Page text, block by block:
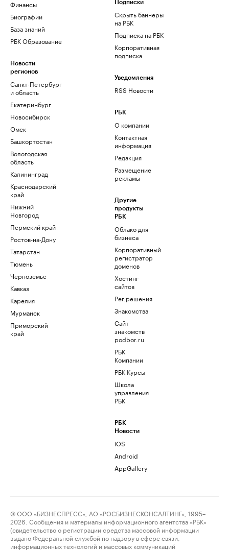
Финансы
Биографии
База знаний
РБК Образование
Новости
регионов
Санкт-Петербург
и область
Екатеринбург
Новосибирск
Омск
Башкортостан
Вологодская
область
Калининград
Краснодарский
край
Нижний
Новгород
Пермский край
Ростов-на-Дону
Татарстан
Тюмень
Черноземье
Кавказ
Карелия
Мурманск
Приморский
край
Подписки
Скрыть баннеры
на РБК
Подписка на РБК
Корпоративная
подписка
Уведомления
RSS Новости
РБК
О компании
Контактная
информация
Редакция
Размещение
рекламы
Другие
продукты
РБК
Облако для
бизнеса
Корпоративный
регистратор
доменов
Хостинг
сайтов
Рег.решения
Знакомства
Сайт
знакомств
podbor.ru
РБК
Компании
РБК Курсы
Школа
управления
РБК
РБК
Новости
iOS
Android
AppGallery
© ООО «БИЗНЕСПРЕСС», АО «РОСБИЗНЕСКОНСАЛТИНГ», 1995–
2026. Сообщения и материалы информационного агентства «РБК»
(свидетельство о регистрации средства массовой информации
выдано Федеральной службой по надзору в сфере связи,
информационных технологий и массовых коммуникаций